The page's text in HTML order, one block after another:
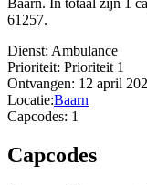
Baarn. In totaal zijn 1
61257.
Dienst: Ambulance
Prioriteit: Prioriteit 1
Ontvangen: 12 april
Locatie:Baarn
Capcodes: 1
Capcodes